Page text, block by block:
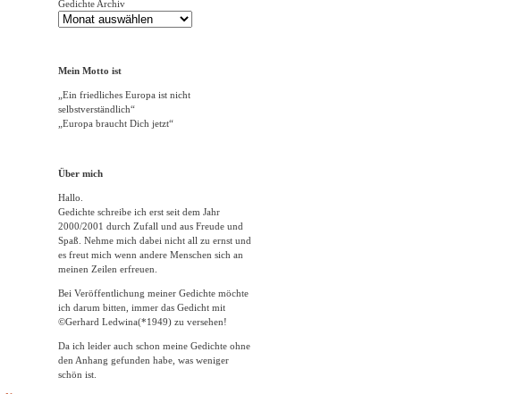
Gedichte Archiv
Mein Motto ist
„Ein friedliches Europa ist nicht
selbstverständlich“
„Europa braucht Dich jetzt“
Über mich
Hallo.
Gedichte schreibe ich erst seit dem Jahr
2000/2001 durch Zufall und aus Freude und
Spaß. Nehme mich dabei nicht all zu ernst und
es freut mich wenn andere Menschen sich an
meinen Zeilen erfreuen.
Bei Veröffentlichung meiner Gedichte möchte
ich darum bitten, immer das Gedicht mit
©Gerhard Ledwina(*1949) zu versehen!
Da ich leider auch schon meine Gedichte ohne
den Anhang gefunden habe, was weniger
schön ist.